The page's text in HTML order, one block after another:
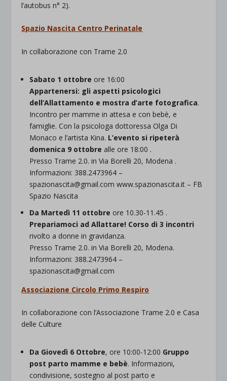
l’autobus n° 2).
Spazio Nascita Centro Perinatale
In collaborazione con Trame 2.0
Sabato 1 ottobre ore 16:00
Appartenersi: gli aspetti psicologici
dell’Allattamento e mostra d’arte fotografica.
Incontro per mamme in attesa e con bebè, e
famiglie. Con la psicologa dottoressa Olga Di
Monaco e l’artista Kina. L’evento si ripeterà
domenica 9 ottobre alle ore 18:00 .
Presso Trame 2.0. in Via Borelli 20, Modena .
Informazioni: 388.2473964 –
spazionascita@gmail.com www.spazionascita.it – FB
Spazio Nascita
Da Martedì 11 ottobre ore 10.30-11.45 .
Prepariamoci ad Allattare! Corso di 3 incontri
rivolto a donne in gravidanza.
Presso Trame 2.0. in Via Borelli 20, Modena.
Informazioni: 388.2473964 –
spazionascita@gmail.com
Associazione Circolo Primo Respiro
In collaborazione con l’Associazione Trame 2.0 e Casa
delle Culture
Da Giovedì 6 Ottobre, ore 10:00-12:00 Gruppo
post parto mamme e bebè. Informazioni,
condivisione, sostegno al post parto e